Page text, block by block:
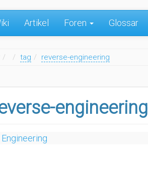
Artikel Foren Glossar
Home
tag reverse-engineering
engineering